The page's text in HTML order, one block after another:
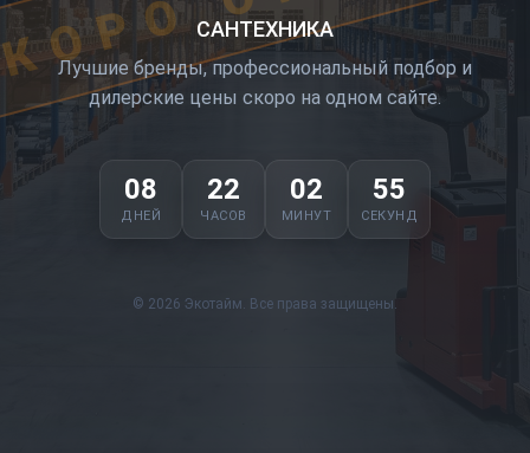
САНТЕХНИКА
Лучшие бренды, профессиональный подбор и
дилерские цены скоро на одном сайте.
08
ДНЕЙ
22
ЧАСОВ
02
МИНУТ
54
СЕКУНД
© 2026 Экотайм. Все права защищены.